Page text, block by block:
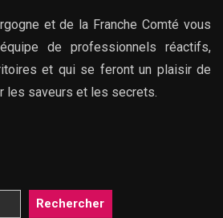
et de la Franche Comté vous
de professionnels réactifs,
et qui se feront un plaisir de
les saveurs et les secrets.
Rechercher